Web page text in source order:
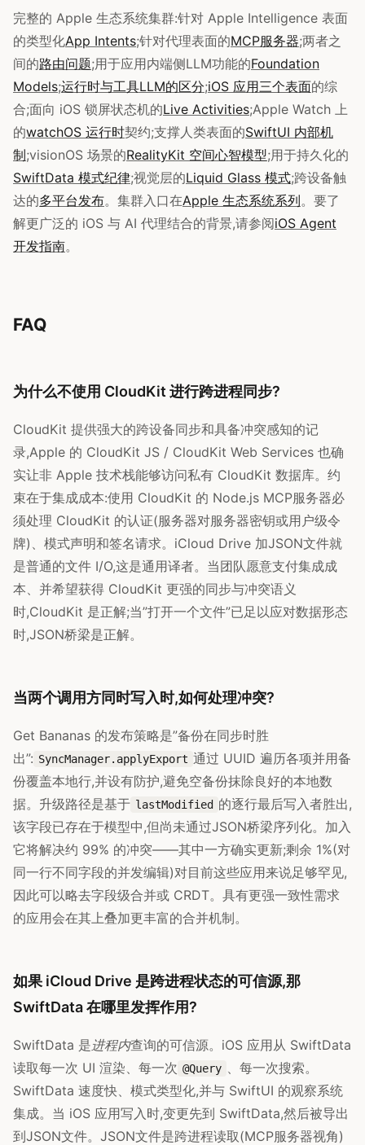
完整的 Apple 生态系统集群:针对 Apple Intelligence 表面
的类型化App Intents;针对代理表面的MCP服务器;两者之
间的路由问题;用于应用内端侧LLM功能的Foundation
Models;运行时与工具LLM的区分;iOS 应用三个表面的综
合;面向 iOS 锁屏状态机的Live Activities;Apple Watch 上
的watchOS 运行时契约;支撑人类表面的SwiftUI 内部机
制;visionOS 场景的RealityKit 空间心智模型;用于持久化的
SwiftData 模式纪律;视觉层的Liquid Glass 模式;跨设备触
达的多平台发布。集群入口在Apple 生态系统系列。要了
解更广泛的 iOS 与 AI 代理结合的背景,请参阅iOS Agent
开发指南。
FAQ
为什么不使用 CloudKit 进行跨进程同步?
CloudKit 提供强大的跨设备同步和具备冲突感知的记
录,Apple 的 CloudKit JS / CloudKit Web Services 也确
实让非 Apple 技术栈能够访问私有 CloudKit 数据库。约
束在于集成成本:使用 CloudKit 的 Node.js MCP服务器必
须处理 CloudKit 的认证(服务器对服务器密钥或用户级令
牌)、模式声明和签名请求。iCloud Drive 加JSON文件就
是普通的文件 I/O,这是通用译者。当团队愿意支付集成成
本、并希望获得 CloudKit 更强的同步与冲突语义
时,CloudKit 是正解;当”打开一个文件”已足以应对数据形态
时,JSON桥梁是正解。
当两个调用方同时写入时,如何处理冲突?
Get Bananas 的发布策略是”备份在同步时胜
出”: SyncManager.applyExport 通过 UUID 遍历各项并用备
份覆盖本地行,并设有防护,避免空备份抹除良好的本地数
据。升级路径是基于 lastModified 的逐行最后写入者胜出,
该字段已存在于模型中,但尚未通过JSON桥梁序列化。加入
它将解决约 99% 的冲突——其中一方确实更新;剩余 1%(对
同一行不同字段的并发编辑)对目前这些应用来说足够罕见,
因此可以略去字段级合并或 CRDT。具有更强一致性需求
的应用会在其上叠加更丰富的合并机制。
如果 iCloud Drive 是跨进程状态的可信源,那
SwiftData 在哪里发挥作用?
SwiftData 是进程内查询的可信源。iOS 应用从 SwiftData
读取每一次 UI 渲染、每一次 @Query
、每一次搜索。
SwiftData 速度快、模式类型化,并与 SwiftUI 的观察系统
集成。当 iOS 应用写入时,变更先到 SwiftData,然后被导出
到JSON文件。JSON文件是跨进程读取(MCP服务器视角)